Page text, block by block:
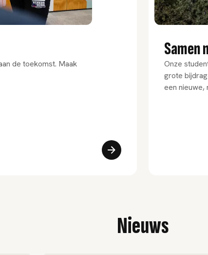
de toekomst. Maak
Samen
Onze
grote
een nieuwe,
Nieuws